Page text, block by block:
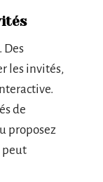
Des
les invités,
de
proposez
peut